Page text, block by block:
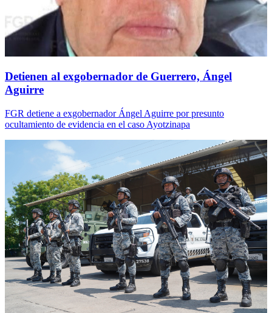
Detienen al exgobernador de Guerrero, Ángel
Aguirre
FGR detiene a exgobernador Ángel Aguirre por presunto
ocultamiento de evidencia en el caso Ayotzinapa